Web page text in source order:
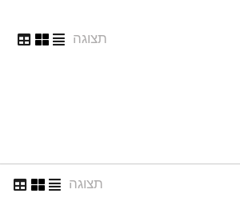
תצוגה
תצוגה